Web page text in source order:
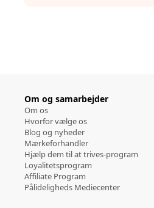
Om og samarbejder
Om os
Hvorfor vælge os
Blog og nyheder
Mærkeforhandler
Hjælp dem til at trives-program
Loyalitetsprogram
Affiliate Program
Pålideligheds Mediecenter